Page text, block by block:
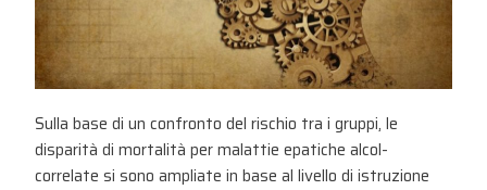
Sulla base di un confronto del rischio tra i gruppi, le
disparità di mortalità per malattie epatiche alcol-
correlate si sono ampliate in base al livello di istruzione